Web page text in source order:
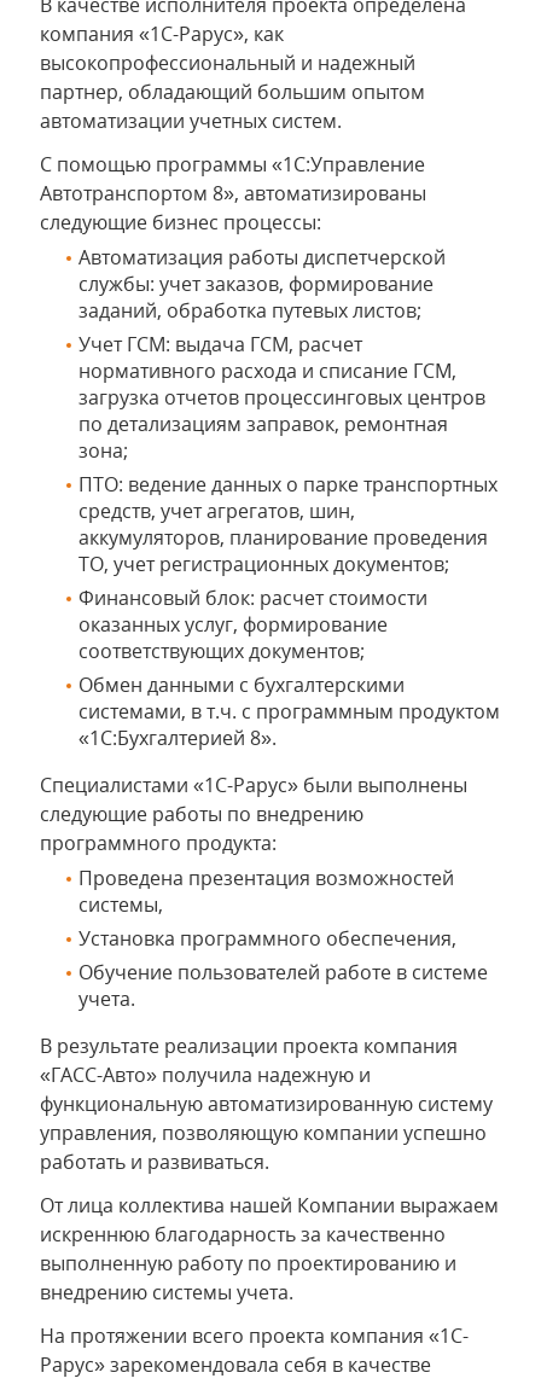
компания «1С-Рарус», как
высокопрофессиональный и надежный
партнер, обладающий большим опытом
автоматизации учетных систем.
С помощью программы «1С:Управление
Автотранспортом 8», автоматизированы
следующие бизнес процессы:
Автоматизация работы диспетчерской
службы: учет заказов, формирование
заданий, обработка путевых листов;
Учет ГСМ: выдача ГСМ, расчет
нормативного расхода и списание ГСМ,
загрузка отчетов процессинговых центров
по детализациям заправок, ремонтная
зона;
ПТО: ведение данных о парке транспортных
средств, учет агрегатов, шин,
аккумуляторов, планирование проведения
ТО, учет регистрационных документов;
Финансовый блок: расчет стоимости
оказанных услуг, формирование
соответствующих документов;
Обмен данными с бухгалтерскими
системами, в т.ч. с программным продуктом
«1С:Бухгалтерией 8».
Специалистами «1С-Рарус» были выполнены
следующие работы по внедрению
программного продукта:
Проведена презентация возможностей
системы,
Установка программного обеспечения,
Обучение пользователей работе в системе
учета.
В результате реализации проекта компания
«ГАСС-Авто» получила надежную и
функциональную автоматизированную систему
управления, позволяющую компании успешно
работать и развиваться.
От лица коллектива нашей Компании выражаем
искреннюю благодарность за качественно
выполненную работу по проектированию и
внедрению системы учета.
На протяжении всего проекта компания «1С-
Рарус» зарекомендовала себя в качестве